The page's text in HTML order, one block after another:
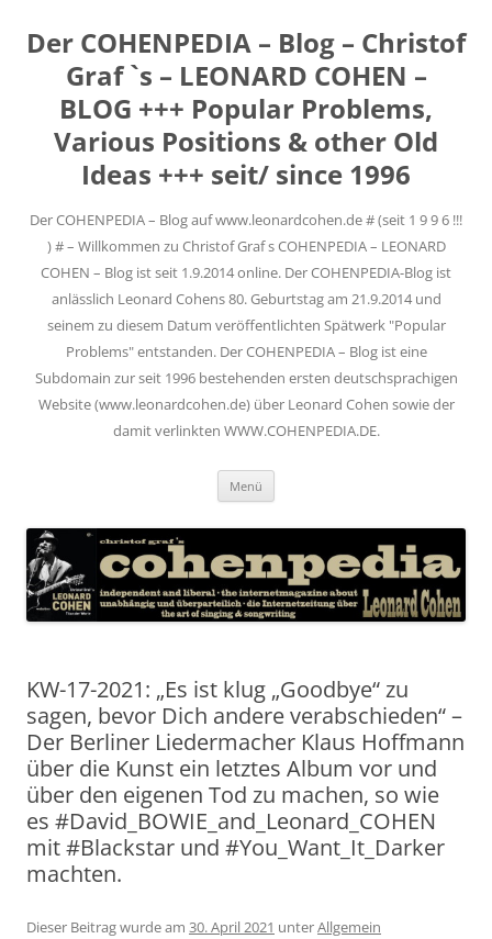
Der COHENPEDIA – Blog – Christof
Graf `s – LEONARD COHEN –
BLOG +++ Popular Problems,
Various Positions & other Old
Ideas +++ seit/ since 1996
Der COHENPEDIA – Blog auf www.leonardcohen.de # (seit 1 9 9 6 !!!
) # – Willkommen zu Christof Graf s COHENPEDIA – LEONARD
COHEN – Blog ist seit 1.9.2014 online. Der COHENPEDIA-Blog ist
anlässlich Leonard Cohens 80. Geburtstag am 21.9.2014 und
seinem zu diesem Datum veröffentlichten Spätwerk "Popular
Problems" entstanden. Der COHENPEDIA – Blog ist eine
Subdomain zur seit 1996 bestehenden ersten deutschsprachigen
Website (www.leonardcohen.de) über Leonard Cohen sowie der
damit verlinkten WWW.COHENPEDIA.DE.
Menü
KW-17-2021: „Es ist klug „Goodbye“ zu
sagen, bevor Dich andere verabschieden“ –
Der Berliner Liedermacher Klaus Hoffmann
über die Kunst ein letztes Album vor und
über den eigenen Tod zu machen, so wie
es #David_BOWIE_and_Leonard_COHEN
mit #Blackstar und #You_Want_It_Darker
machten.
Dieser Beitrag wurde am 30. April 2021 unterAllgemein